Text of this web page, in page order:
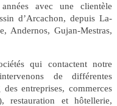
avec une clientèle
d’Arcachon, depuis La-
Andernos, Gujan-Mestras,
qui contactent notre
de différentes
entreprises, commerces
restauration et hôtellerie,